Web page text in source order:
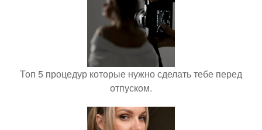
Топ 5 процедур которые нужно сделать тебе перед
отпуском.